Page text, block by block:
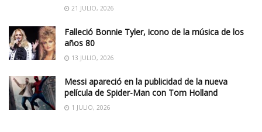
21 JULIO, 2026
Falleció Bonnie Tyler, icono de la música de los
años 80
13 JULIO, 2026
Messi apareció en la publicidad de la nueva
película de Spider-Man con Tom Holland
1 JULIO, 2026